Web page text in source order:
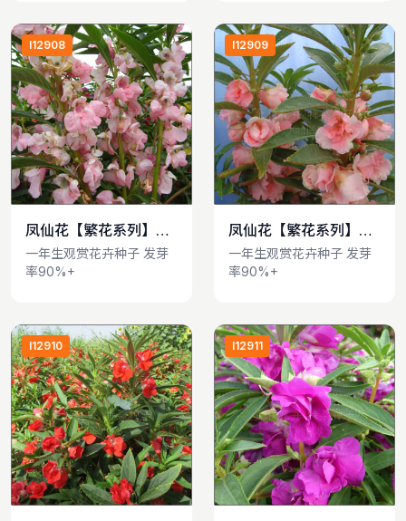
I12908
查看详情
凤仙花【繁花系列】
Impatiens balsamina
一年生观赏花卉种子 发芽
率90%+
I12909
查看详情
凤仙花【繁花系列】
Impatiens balsamina
一年生观赏花卉种子 发芽
率90%+
I12910 I12911